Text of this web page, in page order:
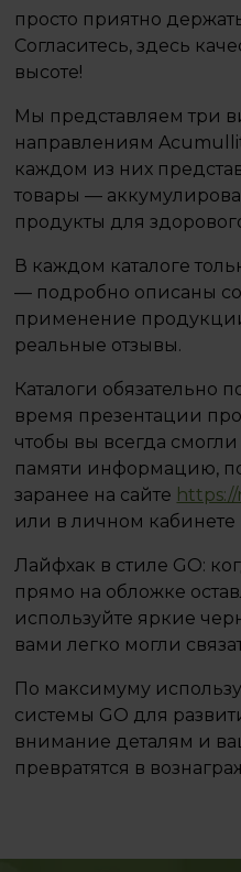
просто приятно
Согласитесь, здесь
высоте!
Мы представляем три
направлениям
каждом из них
товары —
продукты для
В каждом каталоге
— подробно описаны
применение
реальные отзывы.
Каталоги обязательно
время презентации
чтобы вы всегда
памяти информацию,
заранее на сайте
или в личном кабинете
Лайфхак в стиле GO:
прямо на обложке
используйте яркие
вами легко могли
По максимуму
системы GO для
внимание деталям и
превратятся в